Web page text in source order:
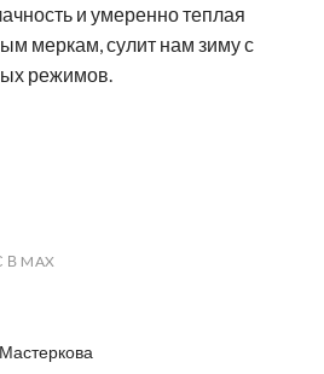
и умеренно теплая
меркам, сулит нам зиму с
режимов.
MAX